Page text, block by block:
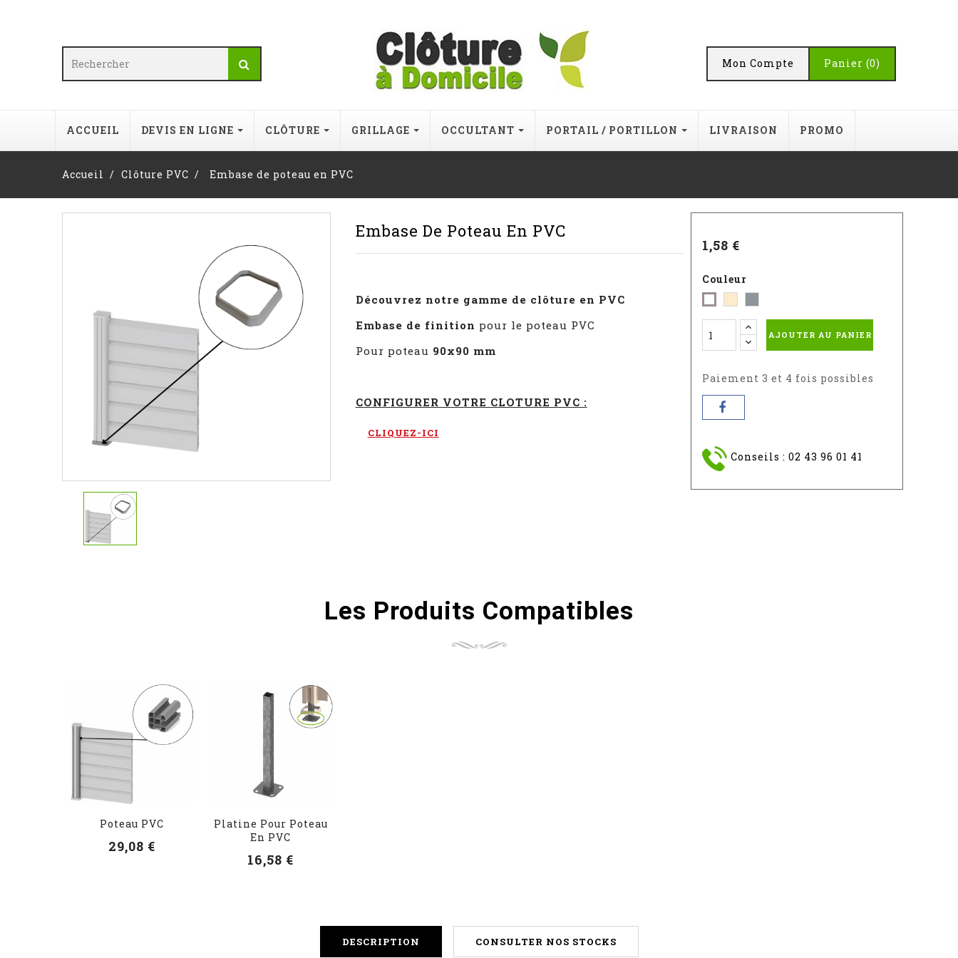
Panier (0)
Mon Compte
ACCUEIL DEVIS EN LIGNE CLÔTURE GRILLAGE OCCULTANT PORTAIL / PORTILLON LIVRAISON PROMO
Accueil Clôture PVC Embase de poteau en PVC
Embase De Poteau En PVC
Découvrez notre gamme de clôture en PVC
Embase de finition pour le poteau PVC
Pour poteau 90x90 mm
CONFIGURER VOTRE CLOTURE PVC :
CLIQUEZ-ICI
1,58 €
Couleur
Blanc
-
RAL
-
RAL
-
RAL
AJOUTER AU PANIER
Paiement 3 et 4 fois possibles
Conseils : 02 43 96 01 41
Les Produits Compatibles
Poteau PVC
29,08 €
Platine Pour Poteau
En PVC
16,58 €
DESCRIPTION CONSULTER NOS STOCKS